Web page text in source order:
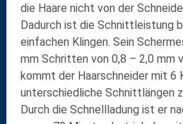
die Haare nicht von der
Dadurch ist die Schnittleistung
einfachen Klingen. Sein
mm Schritten von 0,8 – 2,0 mm
kommt der Haarschneider mit 6
unterschiedliche Schnittlängen
Durch die Schnellladung ist er